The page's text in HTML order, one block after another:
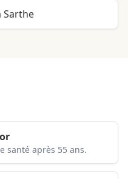
Sarthe
santé après 55 ans.